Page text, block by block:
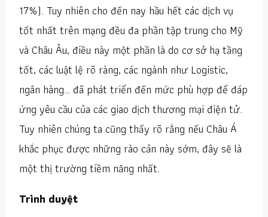
17%). Tuy nhiên cho đến nay hầu hết các dịch vụ
tốt nhất trên mạng đều đa phần tập trung cho Mỹ
và Châu Âu, điều này một phần là do cơ sở hạ tầng
tốt, các luật lệ rõ ràng, các ngành như Logistic,
ngân hàng… đã phát triển đến mức phù hợp để đáp
ứng yêu cầu của các giao dịch thương mại điện tử.
Tuy nhiên chúng ta cũng thấy rõ rằng nếu Châu Á
khắc phục được những rào cản này sớm, đây sẽ là
một thị trường tiềm năng nhất.
Trình duyệt